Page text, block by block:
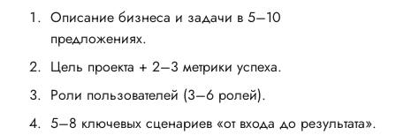
Описание бизнеса и задачи в 5–10
предложениях.
Цель проекта + 2–3 метрики успеха.
Роли пользователей (3–6 ролей).
5–8 ключевых сценариев «от входа до результата».